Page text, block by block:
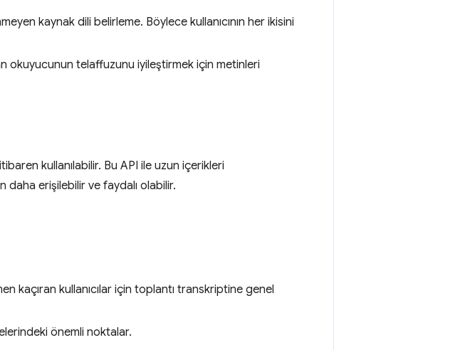
kaynak dili belirleme. Böylece kullanıcının her ikisini
okuyucunun telaffuzunu iyileştirmek için metinleri
kullanılabilir. Bu API ile uzun içerikleri
daha erişilebilir ve faydalı olabilir.
kaçıran kullanıcılar için toplantı transkriptine genel
önemli noktalar.